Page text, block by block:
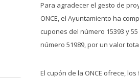
Para agradecer el gesto de
ONCE, el Ayuntamiento ha
cupones del número 15393 y
número 51989, por un valor
El cupón de la ONCE ofrece,